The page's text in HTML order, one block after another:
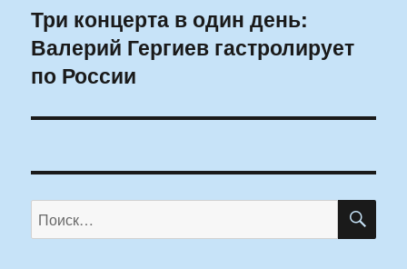
Следующая
запись:
Три концерта в один день:
Валерий Гергиев гастролирует
по России
Искать: